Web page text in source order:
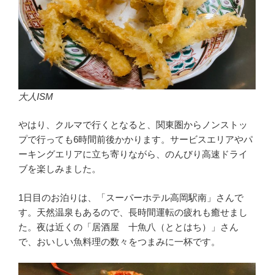
大人ISM
やはり、クルマで行くとなると、関東圏からノンストッ
プで行っても6時間前後かかります。サービスエリアやパ
ーキングエリアに立ち寄りながら、のんびり高速ドライ
ブを楽しみました。
1日目のお泊りは、「スーパーホテル高岡駅南」さんで
す。天然温泉もあるので、長時間運転の疲れも癒せまし
た。夜は近くの「居酒屋 十魚八（ととはち）」さん
で、おいしい魚料理の数々をつまみに一杯です。